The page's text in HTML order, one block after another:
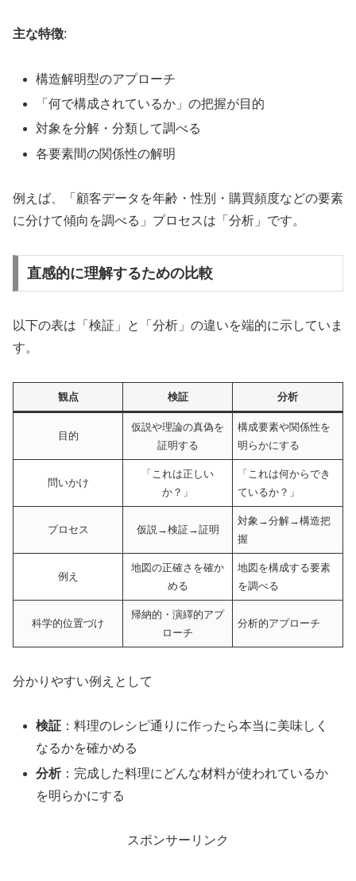
主な特徴:
構造解明型のアプローチ
「何で構成されているか」の把握が目的
対象を分解・分類して調べる
各要素間の関係性の解明
例えば、「顧客データを年齢・性別・購買頻度などの要素
に分けて傾向を調べる」プロセスは「分析」です。
直感的に理解するための比較
以下の表は「検証」と「分析」の違いを端的に示していま
す。
観点 検証 分析
目的
仮説や理論の真偽を
証明する
構成要素や関係性を
明らかにする
問いかけ
「これは正しい
か？」
「これは何からでき
ているか？」
プロセス 仮説→検証→証明
対象→分解→構造把
握
例え
地図の正確さを確か
める
地図を構成する要素
を調べる
科学的位置づけ
帰納的・演繹的アプ
ローチ
分析的アプローチ
分かりやすい例えとして
検証 ：料理のレシピ通りに作ったら本当に美味しく
なるかを確かめる
分析：完成した料理にどんな材料が使われているか
を明らかにする
スポンサーリンク